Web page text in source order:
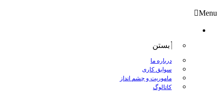
Menu
بستن
درباره ما
سوابق کاری
ماموریت و چشم انداز
کاتالوگ